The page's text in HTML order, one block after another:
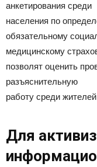
анкетирования среди
населения по
обязательному
медицинскому
позволят оценить
разъяснительную
работу среди
Для